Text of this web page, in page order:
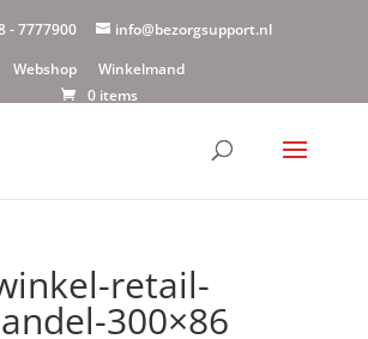
- 7777900
info@bezorgsupport.nl
Webshop
Winkelmand
0 items
retail-
300×86